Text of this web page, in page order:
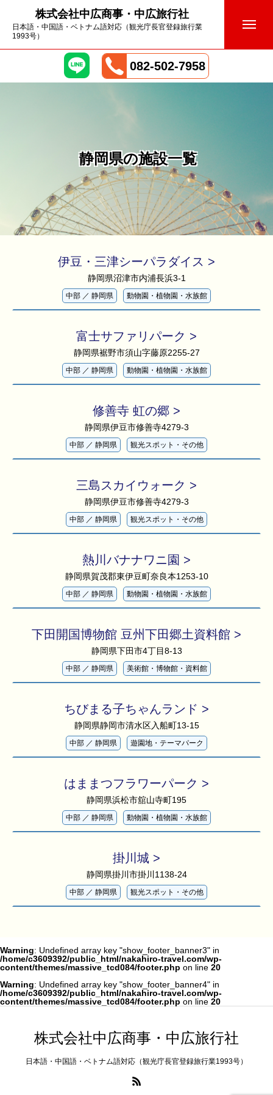
株式会社中広商事・中広旅行社
日本語・中国語・ベトナム語対応（観光庁長官登録旅行業
1993号）
082-502-7958
静岡県の施設一覧
伊豆・三津シーパラダイス >
静岡県沼津市内浦長浜3-1
中部 ／ 静岡県 動物園・植物園・水族館
富士サファリパーク >
静岡県裾野市須山字藤原2255-27
中部 ／ 静岡県 動物園・植物園・水族館
修善寺 虹の郷 >
静岡県伊豆市修善寺4279-3
中部 ／ 静岡県 観光スポット・その他
三島スカイウォーク >
静岡県伊豆市修善寺4279-3
中部 ／ 静岡県 観光スポット・その他
熱川バナナワニ園 >
静岡県賀茂郡東伊豆町奈良本1253-10
中部 ／ 静岡県 動物園・植物園・水族館
下田開国博物館 豆州下田郷土資料館 >
静岡県下田市4丁目8-13
中部 ／ 静岡県 美術館・博物館・資料館
ちびまる子ちゃんランド >
静岡県静岡市清水区入船町13-15
中部 ／ 静岡県 遊園地・テーマパーク
はままつフラワーパーク >
静岡県浜松市舘山寺町195
中部 ／ 静岡県 動物園・植物園・水族館
掛川城 >
静岡県掛川市掛川1138-24
中部 ／ 静岡県 観光スポット・その他
Warning: Undefined array key "show_footer_banner3" in
/home/c3609392/public_html/nakahiro-travel.com/wp-
content/themes/massive_tcd084/footer.php on line 20
Warning: Undefined array key "show_footer_banner4" in
/home/c3609392/public_html/nakahiro-travel.com/wp-
content/themes/massive_tcd084/footer.php on line 20
株式会社中広商事・中広旅行社
日本語・中国語・ベトナム語対応（観光庁長官登録旅行業1993号）